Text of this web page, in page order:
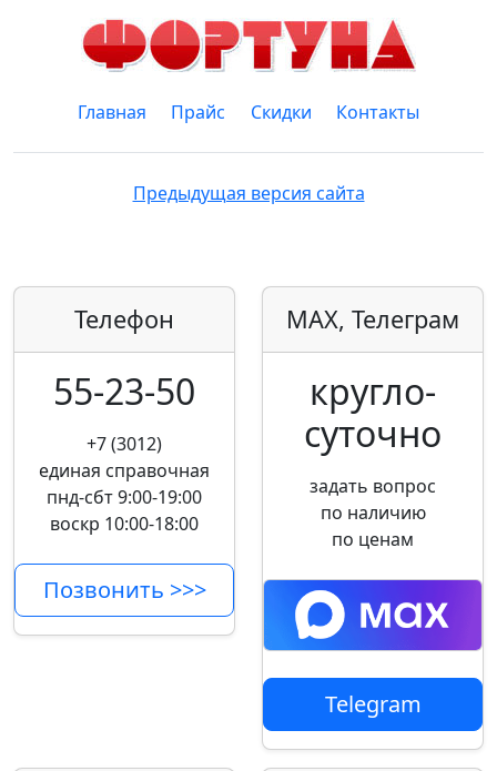
Главная Прайс Скидки Контакты
Предыдущая версия сайта
Телефон
55-23-50
+7 (3012)
единая справочная
пнд-сбт 9:00-19:00
воскр 10:00-18:00
Позвонить >>>
MAX, Телеграм
кругло­
суточно
задать вопрос
по наличию
по ценам
Telegram